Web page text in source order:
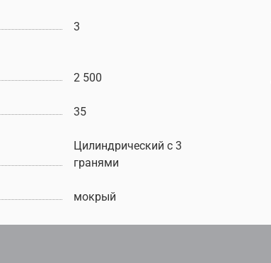
3
2 500
35
Цилиндрический c 3
гранями
мокрый